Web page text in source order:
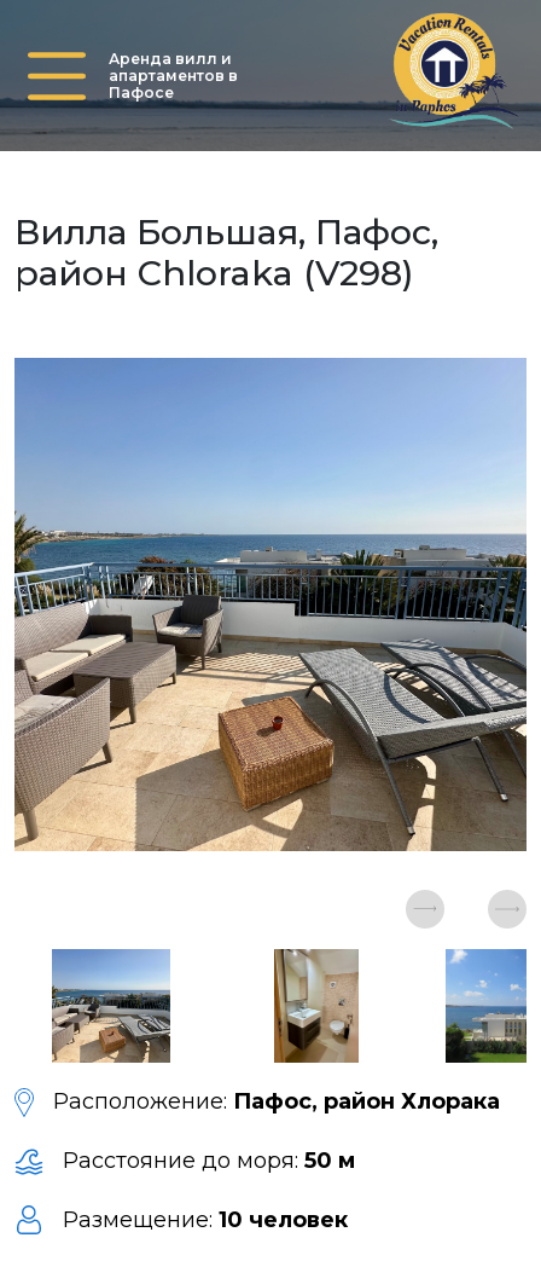
Аренда вилл и
апартаментов в
Пафосе
Вилла Большая, Пафос,
район Chloraka (V298)
Расположение: Пафос, район Хлорака
Расстояние до моря: 50 м
Размещение: 10 человек